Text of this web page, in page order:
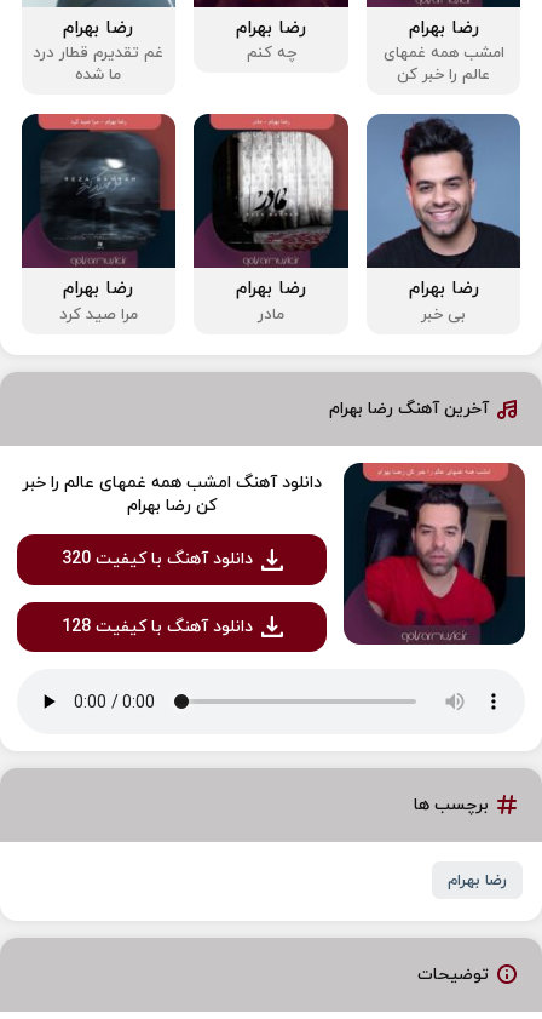
رضا بهرام
امشب همه غمهای
عالم را خبر کن
رضا بهرام
چه کنم
رضا بهرام
غم تقدیرم قطار درد
ما شده
رضا بهرام
بی خبر
رضا بهرام
مادر
رضا بهرام
مرا صید کرد
آخرین آهنگ رضا بهرام
دانلود آهنگ امشب همه غمهای عالم را خبر
کن رضا بهرام
دانلود آهنگ با کیفیت 320
دانلود آهنگ با کیفیت 128
برچسب ها
رضا بهرام
توضیحات